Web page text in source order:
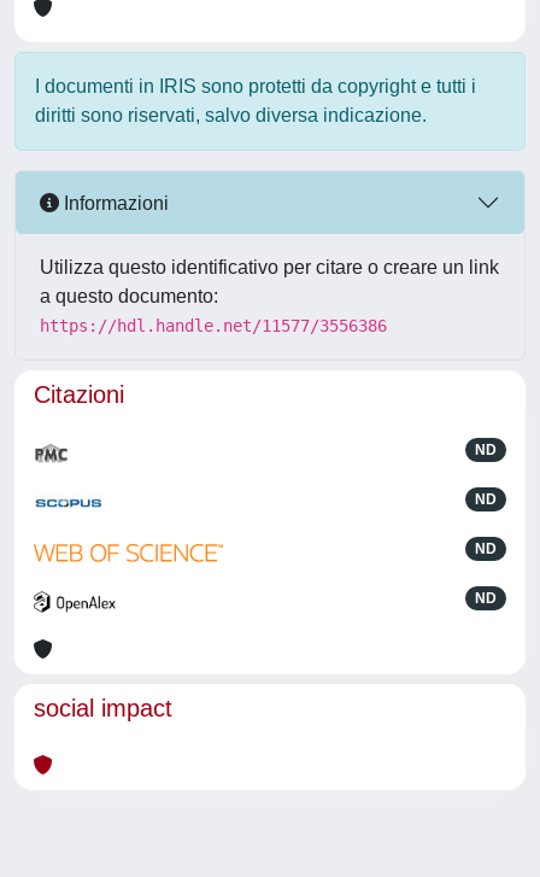
I documenti in IRIS sono protetti da copyright e tutti i
diritti sono riservati, salvo diversa indicazione.
Informazioni
Utilizza questo identificativo per citare o creare un link
a questo documento:
https://hdl.handle.net/11577/3556386
Citazioni
ND
ND
ND
ND
social impact